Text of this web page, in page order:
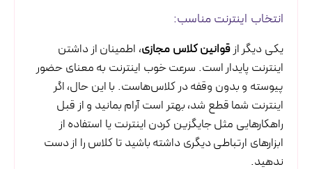
انتخاب اینترنت مناسب:
یکی دیگر ازقوانین کلاس مجازی، اطمینان از داشتن
اینترنت پایدار است. سرعت خوب اینترنت به معنای حضور
پیوسته و بدون وقفه در کلاس‌هاست. با این حال، اگر
اینترنت شما قطع شد، بهتر است آرام بمانید و از قبل
راهکارهایی مثل جایگزین کردن اینترنت یا استفاده از
ابزارهای ارتباطی دیگری داشته باشید تا کلاس را از دست
ندهید.